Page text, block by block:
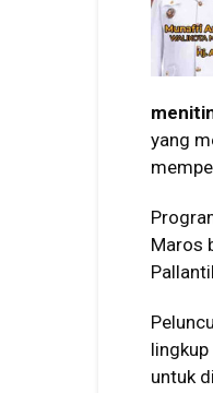
yang
Maros
untuk